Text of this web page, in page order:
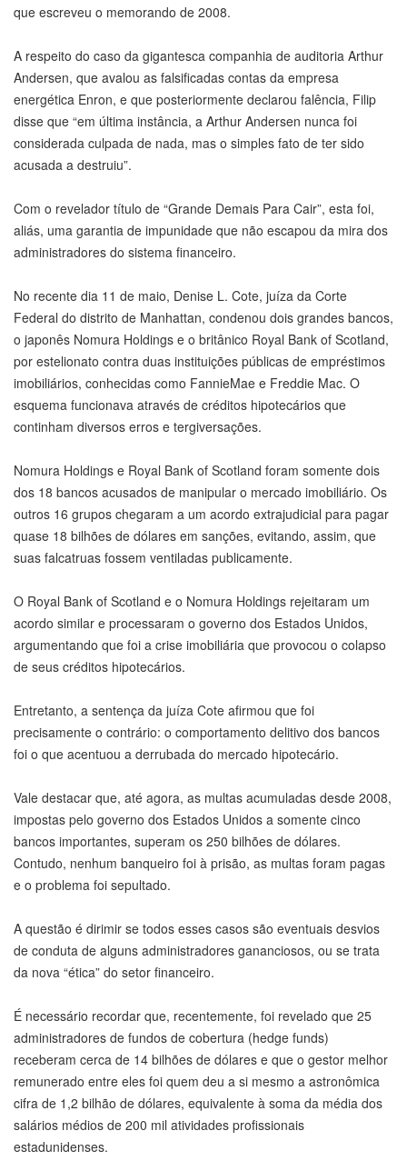
que escreveu o memorando de 2008.
A respeito do caso da gigantesca companhia de auditoria Arthur
Andersen, que avalou as falsificadas contas da empresa
energética Enron, e que posteriormente declarou falência, Filip
disse que “em última instância, a Arthur Andersen nunca foi
considerada culpada de nada, mas o simples fato de ter sido
acusada a destruiu”.
Com o revelador título de “Grande Demais Para Cair”, esta foi,
aliás, uma garantia de impunidade que não escapou da mira dos
administradores do sistema financeiro.
No recente dia 11 de maio, Denise L. Cote, juíza da Corte
Federal do distrito de Manhattan, condenou dois grandes bancos,
o japonês Nomura Holdings e o britânico Royal Bank of Scotland,
por estelionato contra duas instituições públicas de empréstimos
imobiliários, conhecidas como FannieMae e Freddie Mac. O
esquema funcionava através de créditos hipotecários que
continham diversos erros e tergiversações.
Nomura Holdings e Royal Bank of Scotland foram somente dois
dos 18 bancos acusados de manipular o mercado imobiliário. Os
outros 16 grupos chegaram a um acordo extrajudicial para pagar
quase 18 bilhões de dólares em sanções, evitando, assim, que
suas falcatruas fossem ventiladas publicamente.
O Royal Bank of Scotland e o Nomura Holdings rejeitaram um
acordo similar e processaram o governo dos Estados Unidos,
argumentando que foi a crise imobiliária que provocou o colapso
de seus créditos hipotecários.
Entretanto, a sentença da juíza Cote afirmou que foi
precisamente o contrário: o comportamento delitivo dos bancos
foi o que acentuou a derrubada do mercado hipotecário.
Vale destacar que, até agora, as multas acumuladas desde 2008,
impostas pelo governo dos Estados Unidos a somente cinco
bancos importantes, superam os 250 bilhões de dólares.
Contudo, nenhum banqueiro foi à prisão, as multas foram pagas
e o problema foi sepultado.
A questão é dirimir se todos esses casos são eventuais desvios
de conduta de alguns administradores gananciosos, ou se trata
da nova “ética” do setor financeiro.
É necessário recordar que, recentemente, foi revelado que 25
administradores de fundos de cobertura (hedge funds)
receberam cerca de 14 bilhões de dólares e que o gestor melhor
remunerado entre eles foi quem deu a si mesmo a astronômica
cifra de 1,2 bilhão de dólares, equivalente à soma da média dos
salários médios de 200 mil atividades profissionais
estadunidenses.